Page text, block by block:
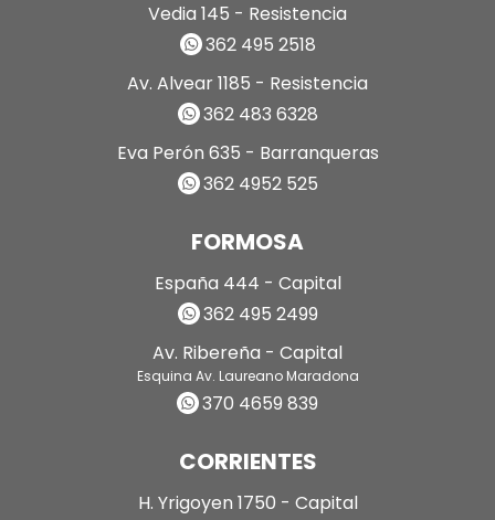
Vedia 145 - Resistencia
362 495 2518
Av. Alvear 1185 - Resistencia
362 483 6328
Eva Perón 635 - Barranqueras
362 4952 525
FORMOSA
España 444 - Capital
362 495 2499
Av. Ribereña - Capital
Esquina Av. Laureano Maradona
370 4659 839
CORRIENTES
H. Yrigoyen 1750 - Capital